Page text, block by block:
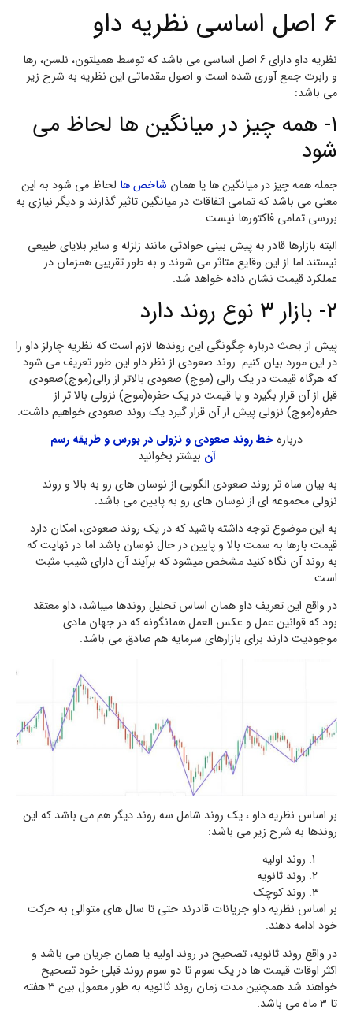
6 اصل اساسی نظریه داو
نظریه داو دارای 6 اصل اساسی می باشد که توسط همیلتون، نلسن، رها
و رابرت جمع آوری شده است و اصول مقدماتی این نظریه به شرح زیر
می باشد:
۱- همه چیز در میانگین ها لحاظ می
شود
جمله همه چیز در میانگین ها یا همان شاخص ها لحاظ می شود به این
معنی می باشد که تمامی اتفاقات در میانگین تاثیر گذارند و دیگر نیازی به
بررسی تمامی فاکتورها نیست .
البته بازارها قادر به پیش بینی حوادثی مانند زلزله و سایر بلایای طبیعی
نیستند اما از این وقایع متاثر می شوند و به طور تقریبی همزمان در
عملکرد قیمت نشان داده خواهد شد.
۲- بازار ۳ نوع روند دارد
پیش از بحث درباره چگونگی این روندها لازم است که نظریه چارلز داو را
در این مورد بیان کنیم. روند صعودی از نظر داو این طور تعریف می شود
که هرگاه قیمت در یک رالی (موج) صعودی بالاتر از رالی(موج)صعودی
قبل از آن قرار بگیرد و یا قیمت در یک حفره(موج) نزولی بالا تر از
حفره(موج) نزولی پیش از آن قرار گیرد یک روند صعودی خواهیم داشت.
دربارهخط روند صعودی و نزولی در بورس و طریقه رسم
آن بیشتر بخوانید
به بیان ساه تر روند صعودی الگویی از نوسان های رو به بالا و روند
نزولی مجموعه ای از نوسان های رو به پایین می باشد.
به این موضوع توجه داشته باشید که در یک روند صعودی، امکان دارد
قیمت بارها به سمت بالا و پایین در حال نوسان باشد اما در نهایت که
به روند آن نگاه کنید مشخص میشود که برآیند آن دارای شیب مثبت
است.
در واقع این تعریف داو همان اساس تحلیل روندها میباشد، داو معتقد
بود که قوانین عمل و عکس العمل همانگونه که در جهان مادی
موجودیت دارند برای بازارهای سرمایه هم صادق می باشد.
بر اساس نظریه داو ، یک روند شامل سه روند دیگر هم می باشد که این
روندها به شرح زیر می باشد:
روند اولیه
روند ثانویه
روند کوچک
بر اساس نظریه داو جریانات قادرند حتی تا سال های متوالی به حرکت
خود ادامه دهند.
در واقع روند ثانویه، تصحیح در روند اولیه یا همان جریان می باشد و
اکثر اوقات قیمت ها در یک سوم تا دو سوم روند قبلی خود تصحیح
خواهند شد همچنین مدت زمان روند ثانویه به طور معمول بین ۳ هفته
تا ۳ ماه می باشد.